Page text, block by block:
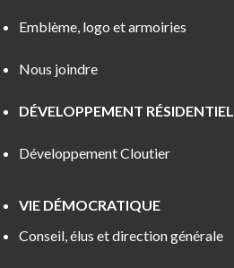
Emblème, logo et armoiries
Nous joindre
DÉVELOPPEMENT RÉSIDENTIEL
Développement Cloutier
VIE DÉMOCRATIQUE
Conseil, élus et direction générale